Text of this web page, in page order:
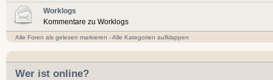
Worklogs
Kommentare zu Worklogs
Alle Foren als gelesen markieren -Alle Kategorien aufklappen
Wer ist online?